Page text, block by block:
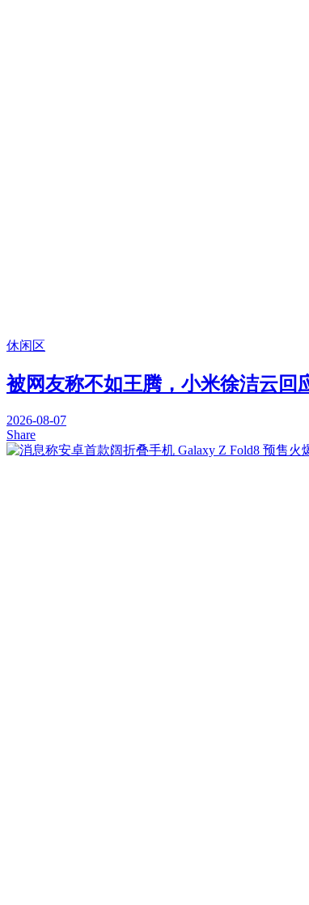
休闲区
被网友称不如王腾，小米徐洁云回
2026-08-07
Share